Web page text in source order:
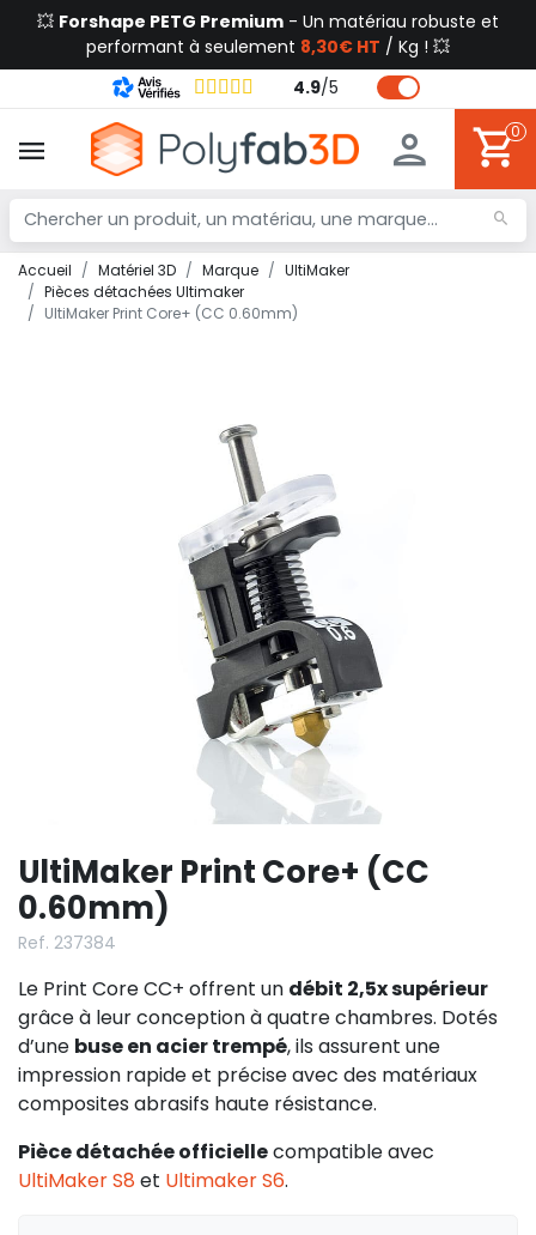
💥 Forshape PETG Premium - Un matériau robuste et
performant à seulement 8,30€ HT / Kg ! 💥
4.9/5
0
Accueil Matériel 3D Marque
UltiMaker
Pièces détachées Ultimaker
UltiMaker Print Core+ (CC 0.60mm)
UltiMaker Print Core+ (CC
0.60mm)
Ref. 237384
Le Print Core CC+ offrent un débit 2,5x supérieur
grâce à leur conception à quatre chambres. Dotés
d’une buse en acier trempé, ils assurent une
impression rapide et précise avec des matériaux
composites abrasifs haute résistance.
Pièce détachée officiellecompatible avec
UltiMaker S8 et Ultimaker S6.